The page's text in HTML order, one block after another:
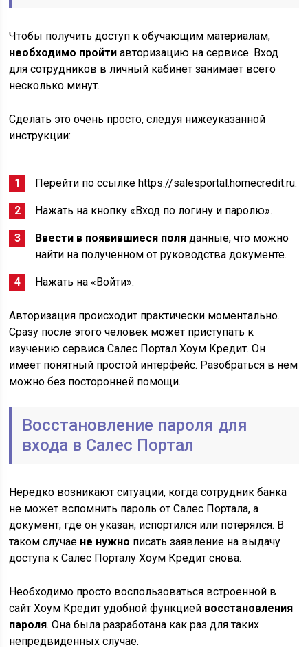
Чтобы получить доступ к обучающим материалам,
необходимо пройти авторизацию на сервисе. Вход
для сотрудников в личный кабинет занимает всего
несколько минут.
Сделать это очень просто, следуя нижеуказанной
инструкции:
Перейти по ссылке https://salesportal.homecredit.ru.
Нажать на кнопку «Вход по логину и паролю».
Ввести в появившиеся поля данные, что можно
найти на полученном от руководства документе.
Нажать на «Войти».
Авторизация происходит практически моментально.
Сразу после этого человек может приступать к
изучению сервиса Салес Портал Хоум Кредит. Он
имеет понятный простой интерфейс. Разобраться в нем
можно без посторонней помощи.
Восстановление пароля для
входа в Салес Портал
Нередко возникают ситуации, когда сотрудник банка
не может вспомнить пароль от Салес Портала, а
документ, где он указан, испортился или потерялся. В
таком случае не нужно писать заявление на выдачу
доступа к Салес Порталу Хоум Кредит снова.
Необходимо просто воспользоваться встроенной в
сайт Хоум Кредит удобной функцией восстановления
пароля. Она была разработана как раз для таких
непредвиденных случае.